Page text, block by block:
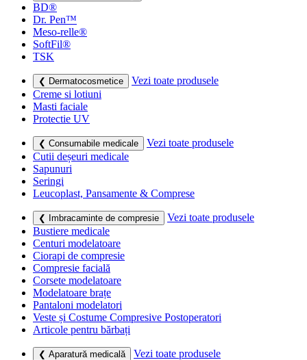
BD®
Dr. Pen™
Meso-relle®
SoftFil®
TSK
❮ Dermatocosmetice
Vezi toate produsele
Creme si lotiuni
Masti faciale
Protectie UV
❮ Consumabile medicale
Vezi toate produsele
Cutii deșeuri medicale
Sapunuri
Seringi
Leucoplast, Pansamente & Comprese
❮ Imbracaminte de compresie
Vezi toate produsele
Bustiere medicale
Centuri modelatoare
Ciorapi de compresie
Compresie facială
Corsete modelatoare
Modelatoare brațe
Pantaloni modelatori
Veste și Costume Compresive Postoperatori
Articole pentru bărbați
❮ Aparatură medicală
Vezi toate produsele